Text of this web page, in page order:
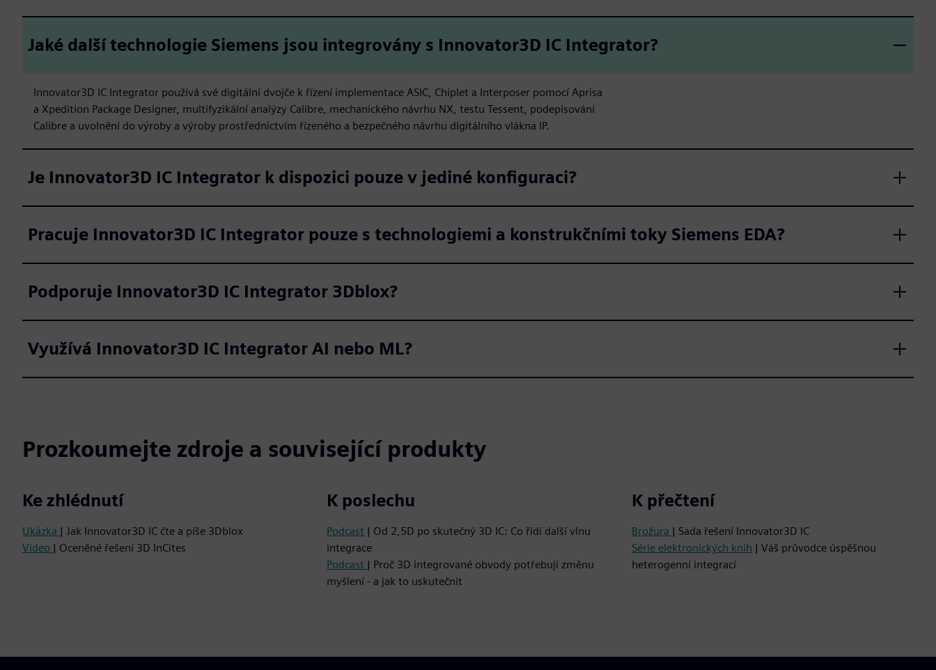
Jaké další technologie Siemens jsou integrovány s Innovator3D IC Integrator?
Innovator3D IC Integrator používá své digitální dvojče k řízení implementace ASIC, Chiplet a Interposer pomocí Aprisa
a Xpedition Package Designer, multifyzikální analýzy Calibre, mechanického návrhu NX, testu Tessent, podepisování
Calibre a uvolnění do výroby a výroby prostřednictvím řízeného a bezpečného návrhu digitálního vlákna IP.
Je Innovator3D IC Integrator k dispozici pouze v jediné konfiguraci?
Pracuje Innovator3D IC Integrator pouze s technologiemi a konstrukčními toky Siemens EDA?
Podporuje Innovator3D IC Integrator 3Dblox?
Využívá Innovator3D IC Integrator AI nebo ML?
Prozkoumejte zdroje a související produkty
Ke zhlédnutí
Ukázka | Jak Innovator3D IC čte a píše 3Dblox
Video | Oceněné řešení 3D InCites
K poslechu
Podcast | Od 2,5D po skutečný 3D IC: Co řídí další vlnu
integrace
Podcast | Proč 3D integrované obvody potřebují změnu
myšlení - a jak to uskutečnit
K přečtení
Brožura | Sada řešení Innovator3D IC
Série elektronických knih | Váš průvodce úspěšnou
heterogenní integrací